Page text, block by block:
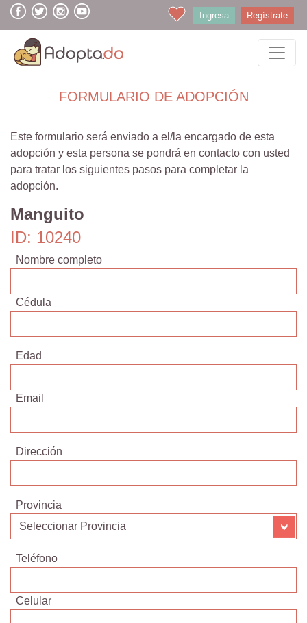
Ingresa Regístrate
FORMULARIO DE ADOPCIÓN
Este formulario será enviado a el/la encargado de esta
adopción y esta persona se pondrá en contacto con usted
para tratar los siguientes pasos para completar la
adopción.
Manguito
ID: 10240
Nombre completo
Cédula
Edad
Email
Dirección
Provincia
Teléfono
Celular